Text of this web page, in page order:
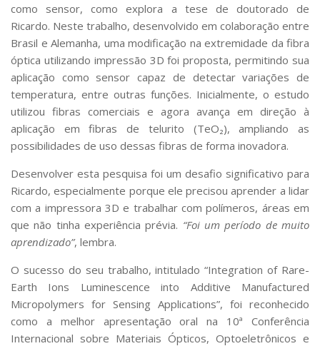
como sensor, como explora a tese de doutorado de
Ricardo. Neste trabalho, desenvolvido em colaboração entre
Brasil e Alemanha, uma modificação na extremidade da fibra
óptica utilizando impressão 3D foi proposta, permitindo sua
aplicação como sensor capaz de detectar variações de
temperatura, entre outras funções. Inicialmente, o estudo
utilizou fibras comerciais e agora avança em direção à
aplicação em fibras de telurito (TeO₂), ampliando as
possibilidades de uso dessas fibras de forma inovadora.
Desenvolver esta pesquisa foi um desafio significativo para
Ricardo, especialmente porque ele precisou aprender a lidar
com a impressora 3D e trabalhar com polímeros, áreas em
que não tinha experiência prévia. “Foi um período de muito
aprendizado”, lembra.
O sucesso do seu trabalho, intitulado “Integration of Rare-
Earth Ions Luminescence into Additive Manufactured
Micropolymers for Sensing Applications”, foi reconhecido
como a melhor apresentação oral na 10ª Conferência
Internacional sobre Materiais Ópticos, Optoeletrônicos e